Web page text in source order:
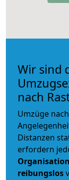
Wir sind
nach
Umzüge
Distanzen
erfordern
Organisation
reibungslos